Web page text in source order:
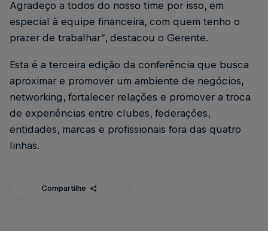
Agradeço a todos do nosso time por isso, em
especial à equipe financeira, com quem tenho o
prazer de trabalhar”, destacou o Gerente.
Esta é a terceira edição da conferência que busca
aproximar e promover um ambiente de negócios,
networking, fortalecer relações e promover a troca
de experiências entre clubes, federações,
entidades, marcas e profissionais fora das quatro
linhas.
Compartilhe